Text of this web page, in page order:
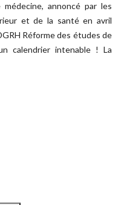
annoncé par les
et de la santé en avril
Réforme des études de
calendrier intenable ! La